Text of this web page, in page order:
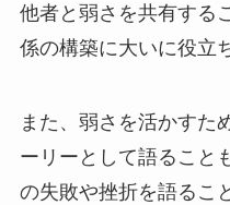
他者と弱さを共有する
係の構築に大いに役立
また、弱さを活かすた
ーリーとして語ること
の失敗や挫折を語るこ